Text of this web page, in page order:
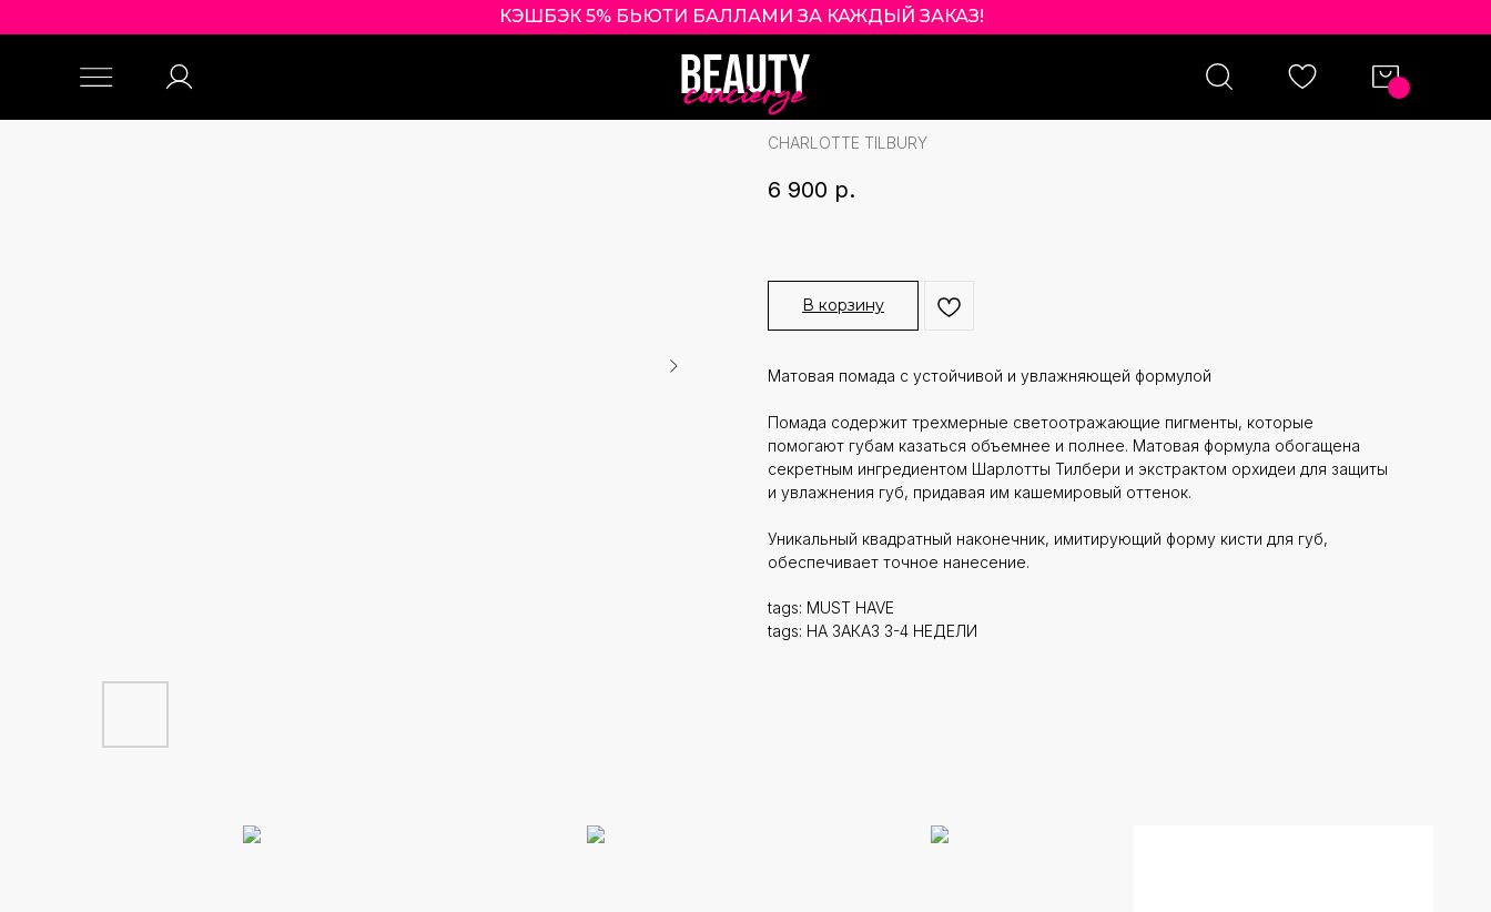
КЭШБЭК 5% БЬЮТИ БАЛЛАМИ ЗА КАЖДЫЙ ЗАКАЗ!
CHARLOTTE TILBURY LOOK OF LOVE MATTE
REVOLUTION LIPSTICK ОТТЕНОК MRS KISSES
CHARLOTTE TILBURY
6 900 р.
В корзину
Матовая помада с устойчивой и увлажняющей формулой
Помада содержит трехмерные светоотражающие пигменты, которые
помогают губам казаться объемнее и полнее. Матовая формула обогащена
секретным ингредиентом Шарлотты Тилбери и экстрактом орхидеи для защиты
и увлажнения губ, придавая им кашемировый оттенок.
Уникальный квадратный наконечник, имитирующий форму кисти для губ,
обеспечивает точное нанесение.
tags: MUST HAVE
tags: НА ЗАКАЗ 3-4 НЕДЕЛИ